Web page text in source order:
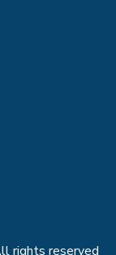
rights reserved